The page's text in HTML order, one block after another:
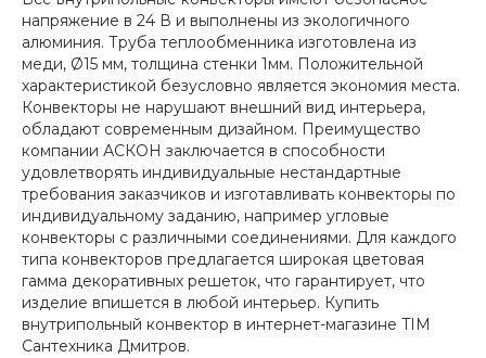
напряжение в 24 В и выполнены из экологичного
алюминия. Труба теплообменника изготовлена из
меди, Ø15 мм, толщина стенки 1мм. Положительной
характеристикой безусловно является экономия места.
Конвекторы не нарушают внешний вид интерьера,
обладают современным дизайном. Преимущество
компании АСКОН заключается в способности
удовлетворять индивидуальные нестандартные
требования заказчиков и изготавливать конвекторы по
индивидуальному заданию, например угловые
конвекторы с различными соединениями. Для каждого
типа конвекторов предлагается широкая цветовая
гамма декоративных решеток, что гарантирует, что
изделие впишется в любой интерьер. Купить
внутрипольный конвектор в интернет-магазине TIM
Сантехника Дмитров.